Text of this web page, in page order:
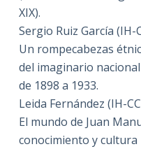
XIX).
Sergio Ruiz García (IH-
Un rompecabezas
del imaginario
de 1898 a 1933.
Leida Fernández (IH-
El mundo de Juan
conocimiento y